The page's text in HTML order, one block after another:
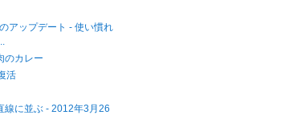
アップデート - 使い慣れ
のカレー
活
線に並ぶ - 2012年3月26